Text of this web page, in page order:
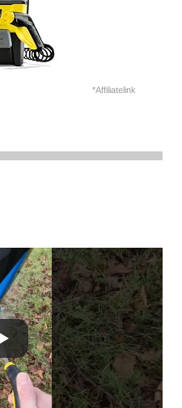
*Affiliatelink